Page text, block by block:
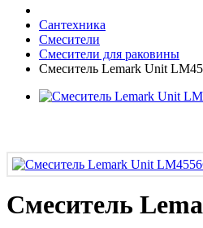
Сантехника
Смесители
Смесители для раковины
Смеситель Lemark Unit
Смеситель